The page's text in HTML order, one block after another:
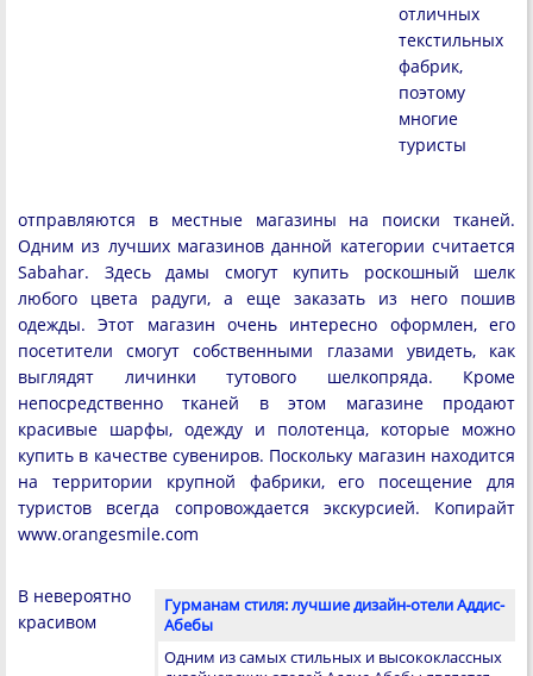
отличных
текстильных
фабрик,
поэтому
многие
туристы
отправляются в местные магазины на поиски тканей.
Одним из лучших магазинов данной категории считается
Sabahar. Здесь дамы смогут купить роскошный шелк
любого цвета радуги, а еще заказать из него пошив
одежды. Этот магазин очень интересно оформлен, его
посетители смогут собственными глазами увидеть, как
выглядят личинки тутового шелкопряда. Кроме
непосредственно тканей в этом магазине продают
красивые шарфы, одежду и полотенца, которые можно
купить в качестве сувениров. Поскольку магазин находится
на территории крупной фабрики, его посещение для
туристов всегда сопровождается экскурсией. Копирайт
www.orangesmile.com
Гурманам стиля: лучшие дизайн-отели Аддис-
Абебы
Одним из самых стильных и высококлассных
В невероятно
красивом